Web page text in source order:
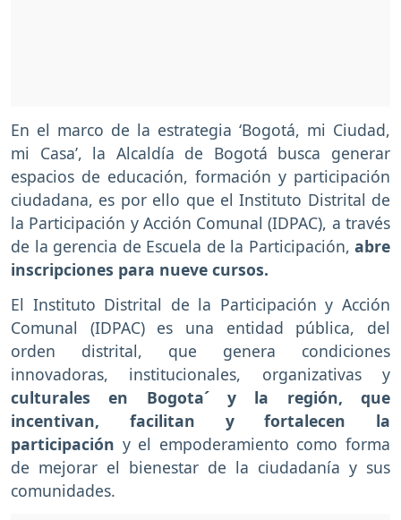
En el marco de la estrategia ‘Bogotá, mi Ciudad,
mi Casa’, la Alcaldía de Bogotá busca generar
espacios de educación, formación y participación
ciudadana, es por ello que el Instituto Distrital de
la Participación y Acción Comunal (IDPAC), a través
de la gerencia de Escuela de la Participación, abre
inscripciones para nueve cursos.
El Instituto Distrital de la Participación y Acción
Comunal (IDPAC) es una entidad pública, del
orden distrital, que genera condiciones
innovadoras, institucionales, organizativas y
culturales en Bogota´ y la región, que
incentivan, facilitan y fortalecen la
participación y el empoderamiento como forma
de mejorar el bienestar de la ciudadanía y sus
comunidades.